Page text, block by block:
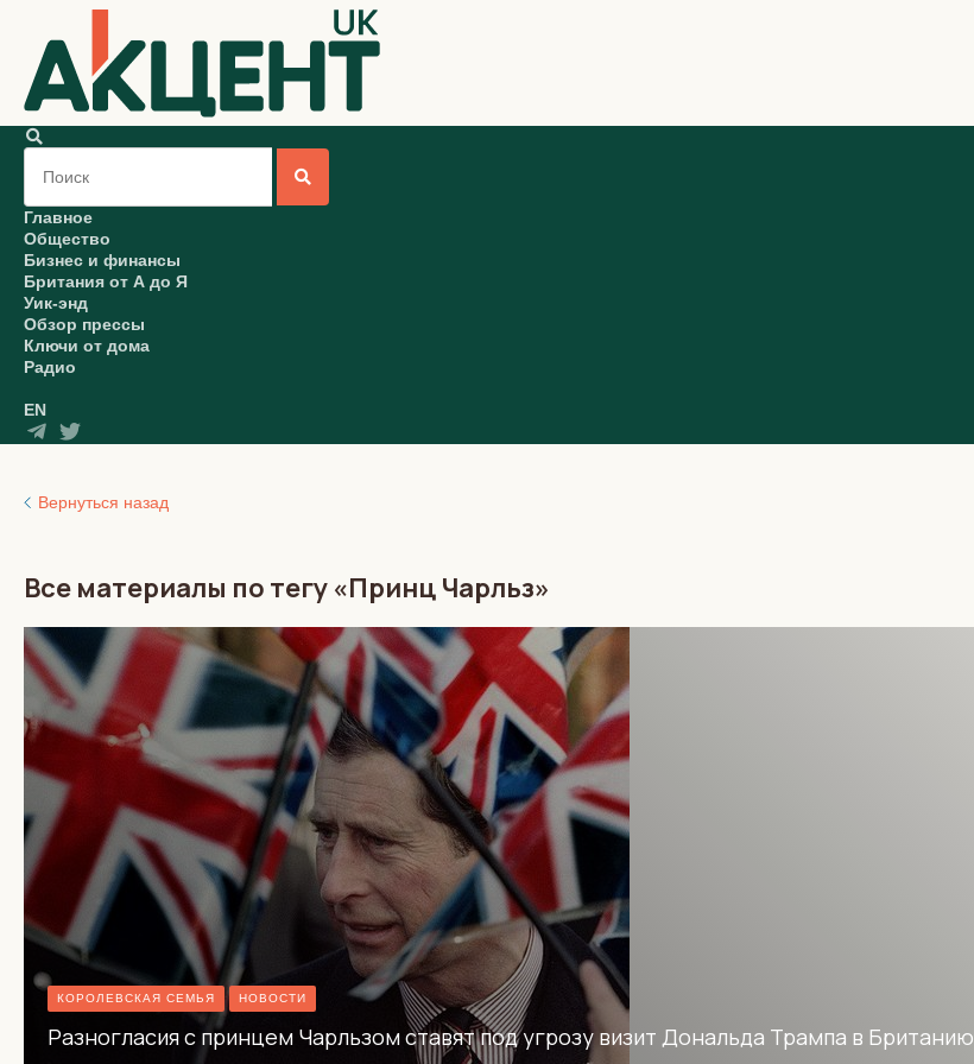
Главное
Общество
Бизнес и финансы
Британия от А до Я
Уик-энд
Обзор прессы
Ключи от дома
Радио
EN
Вернуться назад
Все материалы по тегу «Принц Чарльз»
КОРОЛЕВСКАЯ СЕМЬЯ НОВОСТИ
Разногласия с принцем Чарльзом ставят под угрозу визит Дональда Трампа в Британию